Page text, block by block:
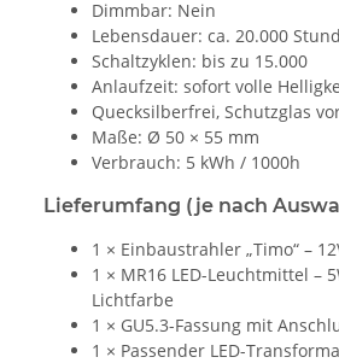
Dimmbar: Nein
Lebensdauer: ca. 20.000
Schaltzyklen: bis zu 15.000
Anlaufzeit: sofort volle
Quecksilberfrei, Schutzglas
Maße: Ø 50 × 55 mm
Verbrauch: 5 kWh / 1000h
Lieferumfang (je nach
1 × Einbaustrahler „Timo“ –
1 × MR16 LED-Leuchtmittel –
Lichtfarbe
1 × GU5.3-Fassung mit
1 × Passender LED-